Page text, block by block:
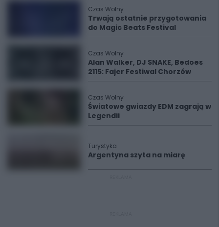
Czas Wolny
Trwają ostatnie przygotowania
do Magic Beats Festival
Czas Wolny
Alan Walker, DJ SNAKE, Bedoes
2115: Fajer Festiwal Chorzów
Czas Wolny
Światowe gwiazdy EDM zagrają w
Legendii
Turystyka
Argentyna szyta na miarę